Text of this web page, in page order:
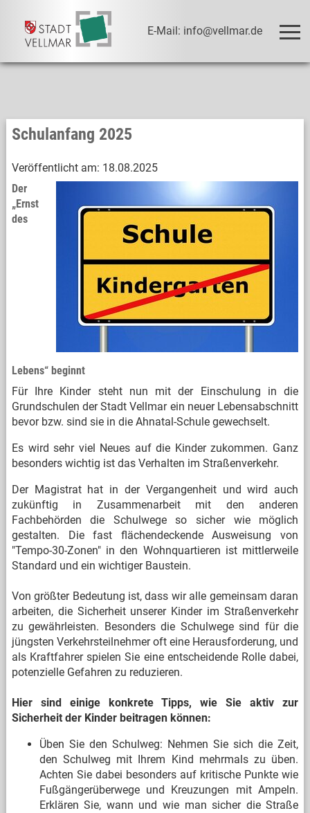
E-Mail: info@vellmar.de
Schulanfang 2025
Veröffentlicht am: 18.08.2025
Der
„Ernst
des
Lebens“ beginnt
Für Ihre Kinder steht nun mit der Einschulung in die
Grundschulen der Stadt Vellmar ein neuer Lebensabschnitt
bevor bzw. sind sie in die Ahnatal-Schule gewechselt.
Es wird sehr viel Neues auf die Kinder zukommen. Ganz
besonders wichtig ist das Verhalten im Straßenverkehr.
Der Magistrat hat in der Vergangenheit und wird auch
zukünftig in Zusammenarbeit mit den anderen
Fachbehörden die Schulwege so sicher wie möglich
gestalten. Die fast flächendeckende Ausweisung von
"Tempo-30-Zonen" in den Wohnquartieren ist mittlerweile
Standard und ein wichtiger Baustein.
Von größter Bedeutung ist, dass wir alle gemeinsam daran
arbeiten, die Sicherheit unserer Kinder im Straßenverkehr
zu gewährleisten. Besonders die Schulwege sind für die
jüngsten Verkehrsteilnehmer oft eine Herausforderung, und
als Kraftfahrer spielen Sie eine entscheidende Rolle dabei,
potenzielle Gefahren zu reduzieren.
Hier sind einige konkrete Tipps, wie Sie aktiv zur
Sicherheit der Kinder beitragen können:
Üben Sie den Schulweg: Nehmen Sie sich die Zeit,
den Schulweg mit Ihrem Kind mehrmals zu üben.
Achten Sie dabei besonders auf kritische Punkte wie
Fußgängerüberwege und Kreuzungen mit Ampeln.
Erklären Sie, wann und wie man sicher die Straße